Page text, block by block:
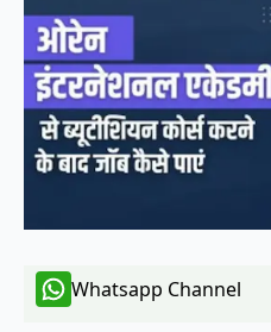
Whatsapp Channel